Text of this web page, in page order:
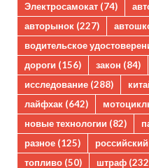
Электросамокат (74)
авторынок (227)
водительское
дороги (156) закон (84)
исследование (288)
лайфхак (642)
новые технологии (82)
разное (125)
топливо (50) штраф